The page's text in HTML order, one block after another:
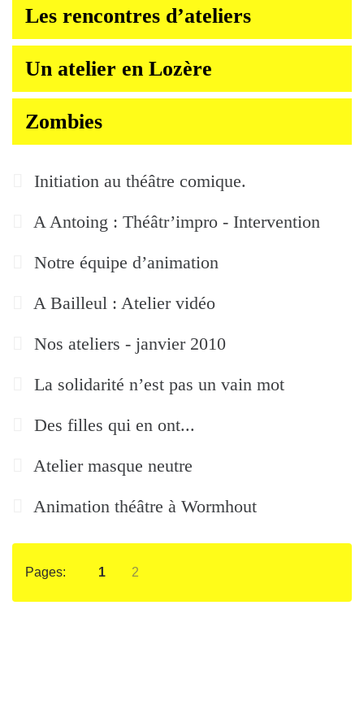
Les rencontres d’ateliers
Un atelier en Lozère
Zombies
Initiation au théâtre comique.
A Antoing : Théâtr’impro - Intervention
Notre équipe d’animation
A Bailleul : Atelier vidéo
Nos ateliers - janvier 2010
La solidarité n’est pas un vain mot
Des filles qui en ont...
Atelier masque neutre
Animation théâtre à Wormhout
Pages: 1 2